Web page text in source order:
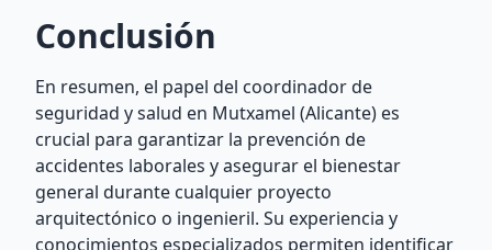
Conclusión
En resumen, el papel del coordinador de
seguridad y salud en Mutxamel (Alicante) es
crucial para garantizar la prevención de
accidentes laborales y asegurar el bienestar
general durante cualquier proyecto
arquitectónico o ingenieril. Su experiencia y
conocimientos especializados permiten identificar